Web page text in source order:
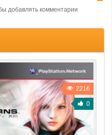
добавлять комментарии
2216
0